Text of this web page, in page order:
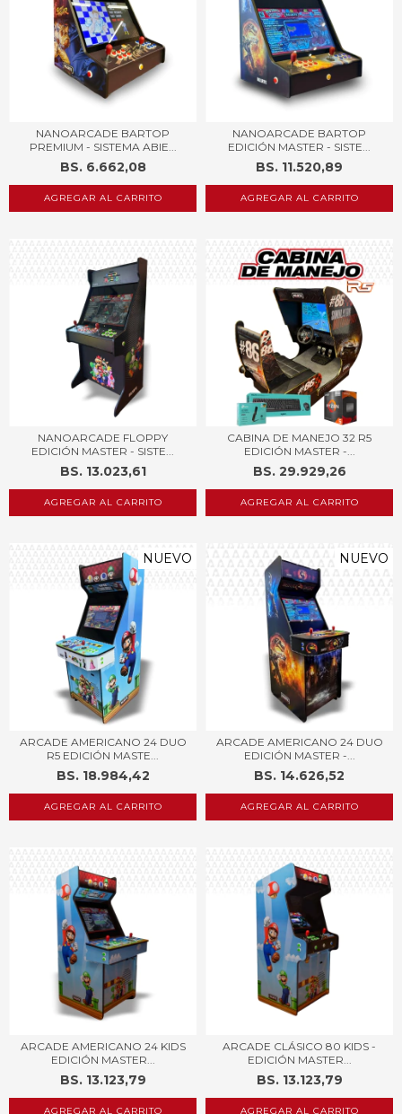
NANOARCADE BARTOP
PREMIUM - SISTEMA ABIE...
BS. 6.662,08
AGREGAR AL CARRITO
NANOARCADE BARTOP
EDICIÓN MASTER - SISTE...
BS. 11.520,89
AGREGAR AL CARRITO
NANOARCADE FLOPPY
EDICIÓN MASTER - SISTE...
BS. 13.023,61
AGREGAR AL CARRITO
CABINA DE MANEJO 32 R5
EDICIÓN MASTER -...
BS. 29.929,26
NUEVO
ARCADE AMERICANO 24 DUO
R5 EDICIÓN MASTE...
BS. 18.984,42
AGREGAR AL CARRITO
NUEVO
ARCADE AMERICANO 24 DUO
EDICIÓN MASTER -...
BS. 14.626,52
AGREGAR AL CARRITO
ARCADE AMERICANO 24 KIDS
EDICIÓN MASTER...
BS. 13.123,79
AGREGAR AL CARRITO
ARCADE CLÁSICO 80 KIDS -
EDICIÓN MASTER...
BS. 13.123,79
AGREGAR AL CARRITO